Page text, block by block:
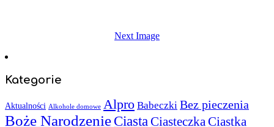
Next Image
Kategorie
Aktualności Alkohole domowe Alpro Babeczki Bez pieczenia
Boże NarodzenieCiastaCiasteczkaCiastka